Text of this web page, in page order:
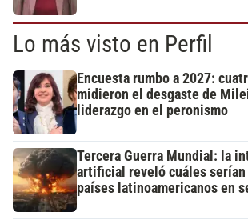
Lo más visto en Perfil
Encuesta rumbo a 2027:
midieron el desgaste de
liderazgo en el peronismo
Tercera Guerra Mundial: la
artificial reveló cuáles
países latinoamericanos en